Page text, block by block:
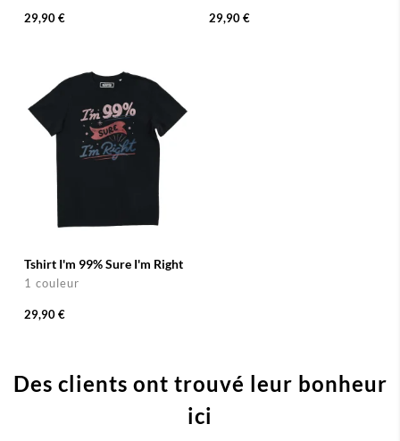
29,90 € 29,90 €
Tshirt I'm 99% Sure I'm Right
1 couleur
29,90 €
Des clients ont trouvé leur bonheur
ici